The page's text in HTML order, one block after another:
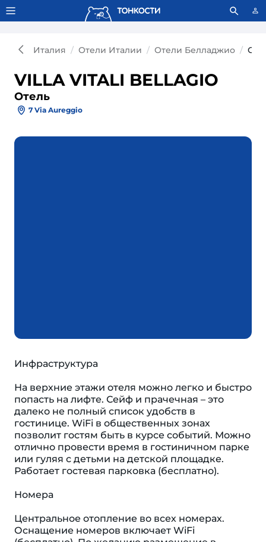
Тонкости используют сookie-файлы. Что это значит?
Италия Отели Италии Отели Белладжио
VILLA VITALI BELLAGIO
Отель
7 Via Aureggio
Инфраструктура
На верхние этажи отеля можно легко и быстро
попасть на лифте. Сейф и прачечная – это
далеко не полный список удобств в
гостинице. WiFi в общественных зонах
позволит гостям быть в курсе событий. Можно
отлично провести время в гостиничном парке
или гуляя с детьми на детской площадке.
Работает гостевая парковка (бесплатно).
Номера
Центральное отопление во всех номерах.
Оснащение номеров включает WiFi